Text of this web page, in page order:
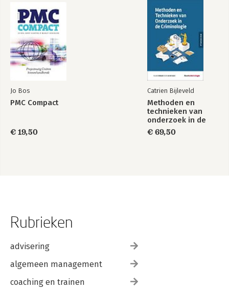
Jo Bos
PMC Compact
€ 19,50
Catrien Bijleveld
Methoden en
technieken van
onderzoek in de
criminologie
€ 69,50
Rubrieken
advisering
algemeen management
coaching en trainen